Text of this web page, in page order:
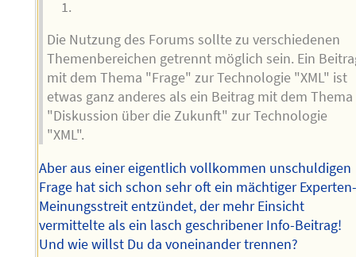
Die Nutzung des Forums sollte zu verschiedenen
Themenbereichen getrennt möglich sein. Ein
mit dem Thema "Frage" zur Technologie "XML" ist
etwas ganz anderes als ein Beitrag mit dem Thema
"Diskussion über die Zukunft" zur Technologie
"XML".
Aber aus einer eigentlich vollkommen unschuldigen
Frage hat sich schon sehr oft ein mächtiger
Meinungsstreit entzündet, der mehr Einsicht
vermittelte als ein lasch geschribener Info-Beitrag!
Und wie willst Du da voneinander trennen?